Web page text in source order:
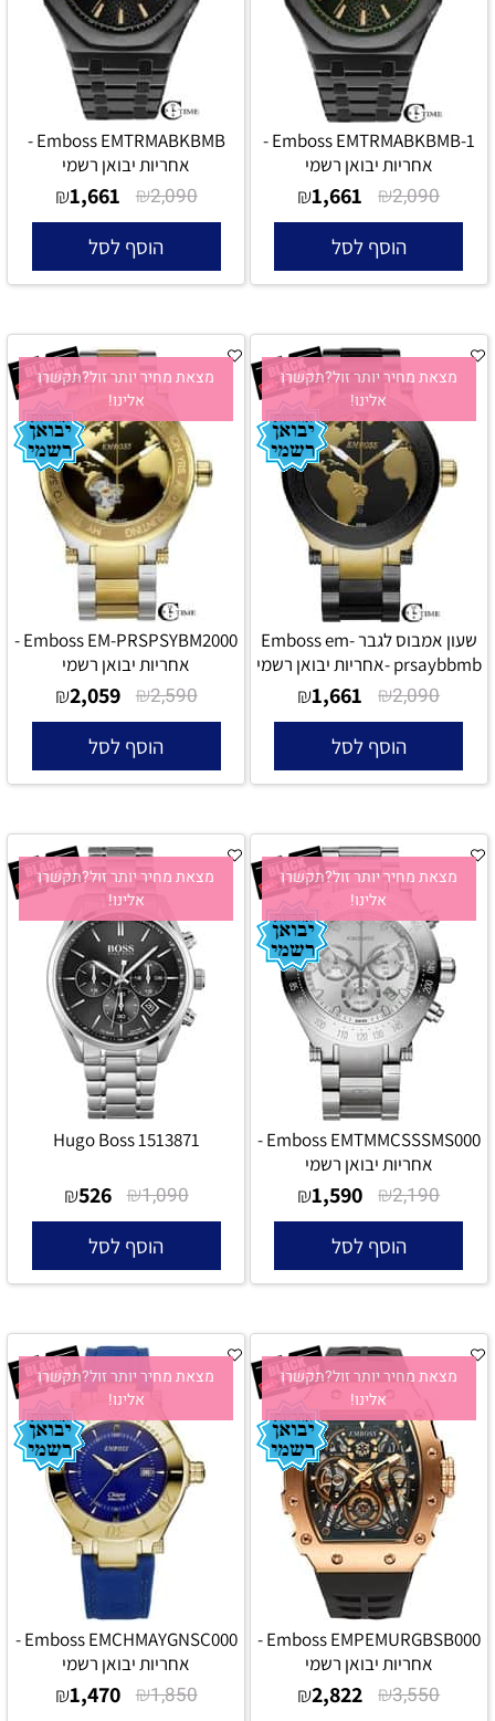
Emboss EMTRMABKBMB-1 -
אחריות יבואן רשמי
₪2,090
₪1,661
הוסף לסל
Emboss EMTRMABKBMB -
אחריות יבואן רשמי
₪2,090
₪1,661
הוסף לסל
מצאת מחיר יותר זול?תקשרו
אלינו!
שעון אמבוס לגבר Emboss em-
prsaybbmb -אחריות יבואן רשמי
₪2,090
₪1,661
הוסף לסל
מצאת מחיר יותר זול?תקשרו
אלינו!
Emboss EM-PRSPSYBM2000 -
אחריות יבואן רשמי
₪2,590
₪2,059
הוסף לסל
מצאת מחיר יותר זול?תקשרו
אלינו!
Emboss EMTMMCSSSMS000 -
אחריות יבואן רשמי
₪2,190
₪1,590
הוסף לסל
מצאת מחיר יותר זול?תקשרו
אלינו!
Hugo Boss 1513871
₪1,090
₪526
הוסף לסל
מצאת מחיר יותר זול?תקשרו
אלינו!
Emboss EMPEMURGBSB000 -
אחריות יבואן רשמי
₪3,550
₪2,822
מצאת מחיר יותר זול?תקשרו
אלינו!
Emboss EMCHMAYGNSC000 -
אחריות יבואן רשמי
₪1,850
₪1,470